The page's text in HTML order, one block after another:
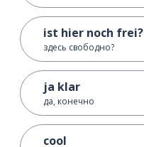
ist hier noch frei?
здесь свободно?
ja klar
да, конечно
cool